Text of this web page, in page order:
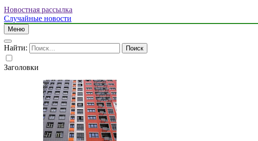
Новостная рассылка
Случайные новости
Меню
Найти:
Заголовки